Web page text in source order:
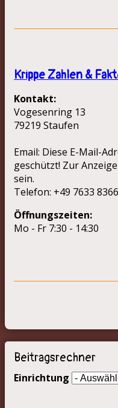
Krippe Zahlen &
Kontakt:
Vogesenring 13
79219 Staufen
Email: Diese E-Mail-
geschützt! Zur
sein.
Telefon: +49 7633
Öffnungszeiten:
Mo - Fr 7:30 - 14:30
Beitragsrechner
Einrichtung